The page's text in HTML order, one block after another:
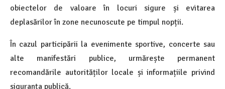
obiectelor de valoare în locuri sigure și evitarea
deplasărilor în zone necunoscute pe timpul nopții.
În cazul participării la evenimente sportive, concerte sau
alte manifestări publice, urmărește permanent
recomandările autorităților locale și informațiile privind
siguranța publică.